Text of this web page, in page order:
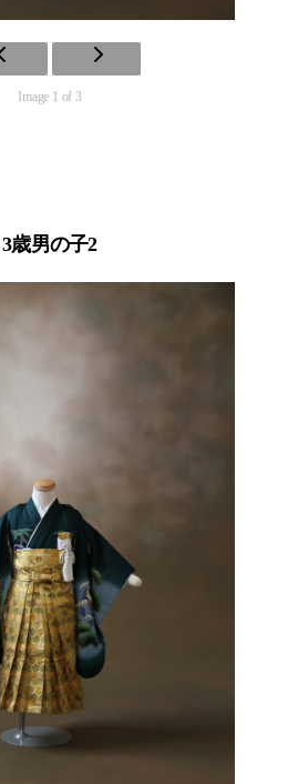
Image 1 of 3
3歳男の子2